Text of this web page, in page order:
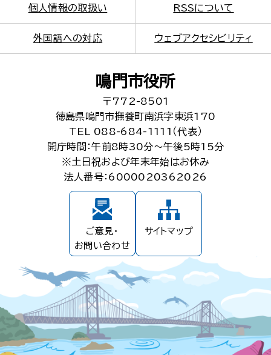
個人情報の取扱い RSSについて
外国語への対応 ウェブアクセシビリティ
鳴門市役所
〒772-8501
徳島県鳴門市撫養町南浜字東浜170
TEL 088-684-1111（代表）
開庁時間：午前8時30分～午後5時15分
※土日祝および年末年始はお休み
法人番号：6000020362026
ご意見・
お問い合わせ
サイトマップ